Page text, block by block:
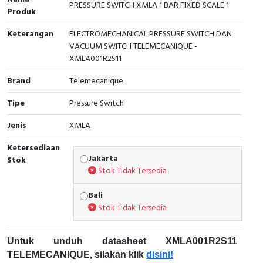
Interactive Flat Panel (IFP)
Extension Power Socket
EcoStruxure Terminal Expert
Pendant / Crane Controller
Panel Kendali
Selector Iluminasi
Flash Buzzers
Potensiometer
Joystick Controller
Accessories
Exlhoist / Wireless Crane Controller
Terminal Block
Engsel / Hinge
Industrial Plug & Socket
Busbar
Junction Box
MCB Box
Accessories Elektrikal
Empty Box
Inverter
FRENIC
Electric Motor
Accessories
Digistart
Testers
Compact Data Loggers
Field Measuring
Produk
PRESSURE SWITCH XMLA 1 BAR FIXED SCALE 1
Keterangan
ELECTROMECHANICAL PRESSURE SWITCH DAN
VACUUM SWITCH TELEMECANIQUE -
XMLA001R2S11
Brand
Telemecanique
Tipe
Pressure Switch
Jenis
XMLA
Ketersediaan
Stok
Jakarta
Stok Tidak Tersedia
Bali
Stok Tidak Tersedia
Untuk unduh datasheet XMLA001R2S11
TELEMECANIQUE, silakan klik disini!